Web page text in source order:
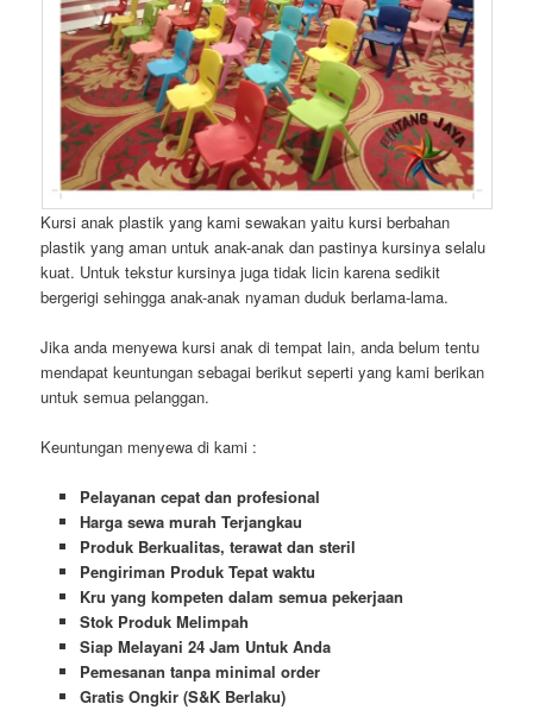
Kursi anak plastik yang kami sewakan yaitu kursi berbahan
plastik yang aman untuk anak-anak dan pastinya kursinya selalu
kuat. Untuk tekstur kursinya juga tidak licin karena sedikit
bergerigi sehingga anak-anak nyaman duduk berlama-lama.
Jika anda menyewa kursi anak di tempat lain, anda belum tentu
mendapat keuntungan sebagai berikut seperti yang kami berikan
untuk semua pelanggan.
Keuntungan menyewa di kami :
Pelayanan cepat dan profesional
Harga sewa murah Terjangkau
Produk Berkualitas, terawat dan steril
Pengiriman Produk Tepat waktu
Kru yang kompeten dalam semua pekerjaan
Stok Produk Melimpah
Siap Melayani 24 Jam Untuk Anda
Pemesanan tanpa minimal order
Gratis Ongkir (S&K Berlaku)